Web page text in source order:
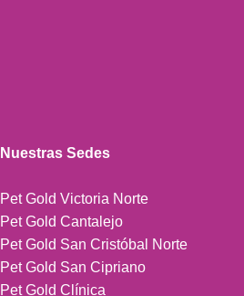
Nuestras Sedes
Pet Gold Victoria Norte
Pet Gold Cantalejo
Pet Gold San Cristóbal Norte
Pet Gold San Cipriano
Pet Gold Clínica